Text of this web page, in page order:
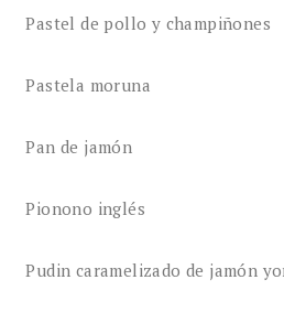
Pastel de pollo y champiñones
Pastela moruna
Pan de jamón
Pionono inglés
Pudin caramelizado de jamón